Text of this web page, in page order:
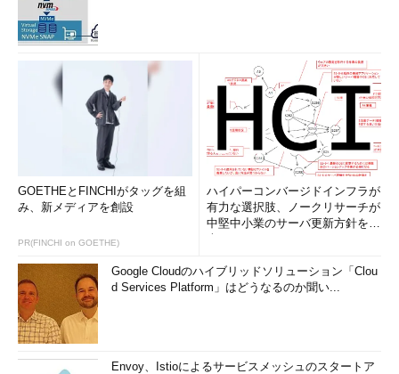
GOETHEとFINCHIがタッグを組
み、新メディアを創設
PR(FINCHI on GOETHE)
ハイパーコンバージドインフラが
有力な選択肢、ノークリサーチが
中堅中小業のサーバ更新方針を調
Google Cloudのハイブリッドソリューション「Clou
d Services Platform」はどうなるのか聞い...
Envoy、Istioによるサービスメッシュのスタートア